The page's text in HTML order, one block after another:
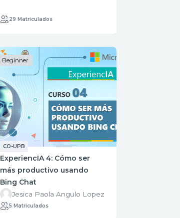
29 Matriculados
Beginner
CO-UPB
ExperiencIA 4: Cómo ser
más productivo usando
Bing Chat
Jesica Paola Angulo Lopez
5 Matriculados